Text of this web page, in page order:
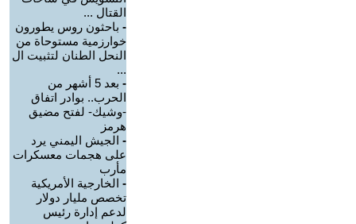
القتال ...
- باحثون روس يطورون
خوارزمية مستوحاة من
النحل الطنان لتثبيت ال
...
-
بعد 5 أشهر من
الحرب.. بوادر اتفاق
-وشيك- لفتح مضيق
هرمز
- الجيش اليمني يرد
على هجمات معسكرات
مأرب
- الخارجية الأمريكية
تخصص مليار دولار
لدعم إدارة رئيس